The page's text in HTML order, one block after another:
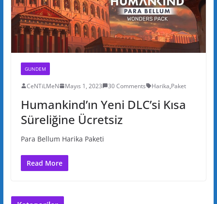
GUNDEM
CeNTiLMeN Mayıs 1, 2023 30 Comments Harika,Paket
Humankind’ın Yeni DLC’si Kısa
Süreliğine Ücretsiz
Para Bellum Harika Paketi
Read More